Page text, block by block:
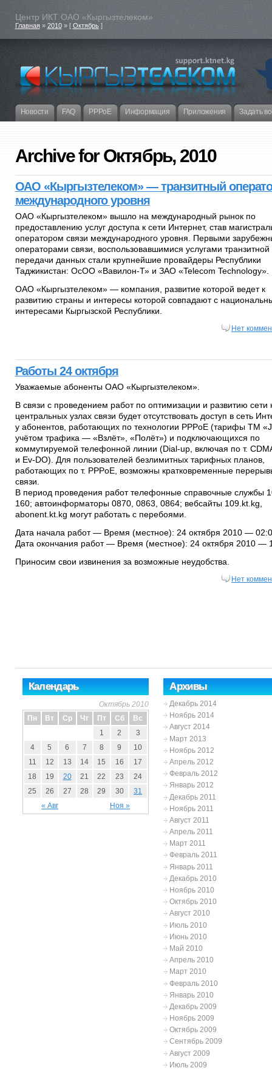
Центр ИКТ ОАО «Кыргызтелеком»
Главная» 2010» [ Октябрь]
Новости FAQ PPPoE Информация Приложения Задать
Archive for Октябрь, 2010
ОАО «Кыргызтелеком» — транзитный
международного уровня
ОАО «Кыргызтелеком» вышло на международный рынок по
предоставлению услуг доступа к сети Интернет, став
оператором связи международного уровня. Первыми
операторами связи, воспользовавшимися услугами транзитной
передачи данных стали крупнейшие провайдеры Республики
Таджикистан: ОсОО «Вавилон-Т» и ЗАО «Telecom Technology».
ОАО «Кыргызтелеком» — компания, развитие которой ведет к
развитию страны и интересы которой совпадают с
интересами Кыргызской Республики.
Нет
Работы 24 октября
Уважаемые абоненты ОАО «Кыргызтелеком».
В связи с проведением работ по оптимизации и развитию сети
центральных узлах связи будет отсутствовать доступ в сеть
у абонентов, работающих по технологии PPPoE (тарифы ТМ
учётом трафика — «Взлёт», «Полёт») и подключающихся по
коммутируемой телефонной линии (Dial-up, включая по т.
и Ev-DO). Для пользователей безлимитных тарифных планов,
работающих по т. PPPoE, возможны кратковременные
связи.
В период проведения работ телефонные справочные службы
160; автоинформаторы 0870, 0863, 0864; вебсайты 109.kt.kg,
abonent.kt.kg могут работать с перебоями.
Дата начала работ — Время (местное): 24 октября 2010 —
Дата окончания работ — Время (местное): 24 октября 2010 —
Приносим свои извинения за возможные неудобства.
Нет
Календарь
Октябрь 2010
Пн
Вт Ср Чт Пт Сб Вс
« Авг Ноя »
1 2
3
4
5 6 7 8 9
10
11
12 13 14 15 16
17
18
19 20 21 22 23
24
25
26 27 28 29 30 31
Архивы
Декабрь 2014
Ноябрь 2014
Август 2014
Март 2013
Ноябрь 2012
Апрель 2012
Февраль 2012
Январь 2012
Декабрь 2011
Ноябрь 2011
Август 2011
Апрель 2011
Март 2011
Февраль 2011
Январь 2011
Декабрь 2010
Ноябрь 2010
Октябрь 2010
Август 2010
Июль 2010
Июнь 2010
Май 2010
Апрель 2010
Март 2010
Февраль 2010
Январь 2010
Декабрь 2009
Ноябрь 2009
Октябрь 2009
Сентябрь 2009
Август 2009
Июль 2009